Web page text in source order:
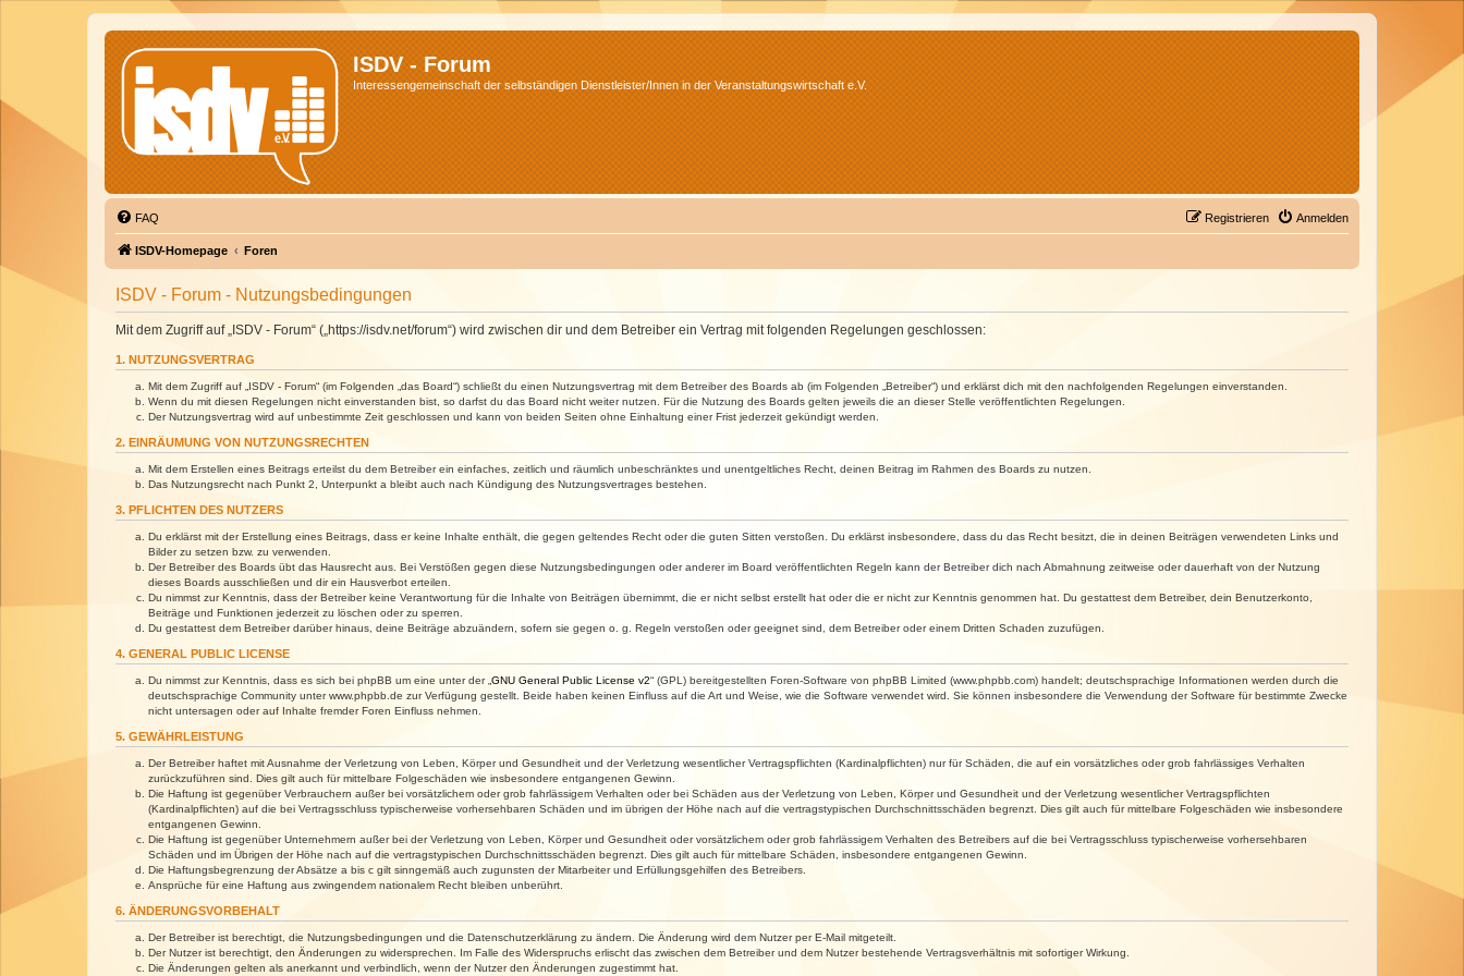
ISDV - Forum
Interessengemeinschaft der selbständigen Dienstleister/Innen in der Veranstaltungswirtschaft e.V.
FAQ Anmelden
Registrieren
ISDV-Homepage Foren
ISDV - Forum - Nutzungsbedingungen
Mit dem Zugriff auf „ISDV - Forum“ („https://isdv.net/forum“) wird zwischen dir und dem Betreiber ein Vertrag mit folgenden Regelungen geschlossen:
1. NUTZUNGSVERTRAG
Mit dem Zugriff auf „ISDV - Forum“ (im Folgenden „das Board“) schließt du einen Nutzungsvertrag mit dem Betreiber des Boards ab (im Folgenden „Betreiber“) und erklärst dich mit den nachfolgenden Regelungen einverstanden.
Wenn du mit diesen Regelungen nicht einverstanden bist, so darfst du das Board nicht weiter nutzen. Für die Nutzung des Boards gelten jeweils die an dieser Stelle veröffentlichten Regelungen.
Der Nutzungsvertrag wird auf unbestimmte Zeit geschlossen und kann von beiden Seiten ohne Einhaltung einer Frist jederzeit gekündigt werden.
2. EINRÄUMUNG VON NUTZUNGSRECHTEN
Mit dem Erstellen eines Beitrags erteilst du dem Betreiber ein einfaches, zeitlich und räumlich unbeschränktes und unentgeltliches Recht, deinen Beitrag im Rahmen des Boards zu nutzen.
Das Nutzungsrecht nach Punkt 2, Unterpunkt a bleibt auch nach Kündigung des Nutzungsvertrages bestehen.
3. PFLICHTEN DES NUTZERS
Du erklärst mit der Erstellung eines Beitrags, dass er keine Inhalte enthält, die gegen geltendes Recht oder die guten Sitten verstoßen. Du erklärst insbesondere, dass du das Recht besitzt, die in deinen Beiträgen verwendeten Links und
Bilder zu setzen bzw. zu verwenden.
Der Betreiber des Boards übt das Hausrecht aus. Bei Verstößen gegen diese Nutzungsbedingungen oder anderer im Board veröffentlichten Regeln kann der Betreiber dich nach Abmahnung zeitweise oder dauerhaft von der Nutzung
dieses Boards ausschließen und dir ein Hausverbot erteilen.
Du nimmst zur Kenntnis, dass der Betreiber keine Verantwortung für die Inhalte von Beiträgen übernimmt, die er nicht selbst erstellt hat oder die er nicht zur Kenntnis genommen hat. Du gestattest dem Betreiber, dein Benutzerkonto,
Beiträge und Funktionen jederzeit zu löschen oder zu sperren.
Du gestattest dem Betreiber darüber hinaus, deine Beiträge abzuändern, sofern sie gegen o. g. Regeln verstoßen oder geeignet sind, dem Betreiber oder einem Dritten Schaden zuzufügen.
4. GENERAL PUBLIC LICENSE
Du nimmst zur Kenntnis, dass es sich bei phpBB um eine unter der „ GNU General Public License v2“ (GPL) bereitgestellten Foren-Software von phpBB Limited (www.phpbb.com) handelt; deutschsprachige Informationen werden durch die
deutschsprachige Community unter www.phpbb.de zur Verfügung gestellt. Beide haben keinen Einfluss auf die Art und Weise, wie die Software verwendet wird. Sie können insbesondere die Verwendung der Software für bestimmte Zwecke
nicht untersagen oder auf Inhalte fremder Foren Einfluss nehmen.
5. GEWÄHRLEISTUNG
Der Betreiber haftet mit Ausnahme der Verletzung von Leben, Körper und Gesundheit und der Verletzung wesentlicher Vertragspflichten (Kardinalpflichten) nur für Schäden, die auf ein vorsätzliches oder grob fahrlässiges Verhalten
zurückzuführen sind. Dies gilt auch für mittelbare Folgeschäden wie insbesondere entgangenen Gewinn.
Die Haftung ist gegenüber Verbrauchern außer bei vorsätzlichem oder grob fahrlässigem Verhalten oder bei Schäden aus der Verletzung von Leben, Körper und Gesundheit und der Verletzung wesentlicher Vertragspflichten
(Kardinalpflichten) auf die bei Vertragsschluss typischerweise vorhersehbaren Schäden und im übrigen der Höhe nach auf die vertragstypischen Durchschnittsschäden begrenzt. Dies gilt auch für mittelbare Folgeschäden wie insbesondere
entgangenen Gewinn.
Die Haftung ist gegenüber Unternehmern außer bei der Verletzung von Leben, Körper und Gesundheit oder vorsätzlichem oder grob fahrlässigem Verhalten des Betreibers auf die bei Vertragsschluss typischerweise vorhersehbaren
Schäden und im Übrigen der Höhe nach auf die vertragstypischen Durchschnittsschäden begrenzt. Dies gilt auch für mittelbare Schäden, insbesondere entgangenen Gewinn.
Die Haftungsbegrenzung der Absätze a bis c gilt sinngemäß auch zugunsten der Mitarbeiter und Erfüllungsgehilfen des Betreibers.
Ansprüche für eine Haftung aus zwingendem nationalem Recht bleiben unberührt.
6. ÄNDERUNGSVORBEHALT
Der Betreiber ist berechtigt, die Nutzungsbedingungen und die Datenschutzerklärung zu ändern. Die Änderung wird dem Nutzer per E-Mail mitgeteilt.
Der Nutzer ist berechtigt, den Änderungen zu widersprechen. Im Falle des Widerspruchs erlischt das zwischen dem Betreiber und dem Nutzer bestehende Vertragsverhältnis mit sofortiger Wirkung.
Die Änderungen gelten als anerkannt und verbindlich, wenn der Nutzer den Änderungen zugestimmt hat.